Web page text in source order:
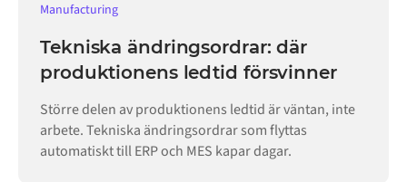
Manufacturing
Tekniska ändringsordrar: där
produktionens ledtid försvinner
Större delen av produktionens ledtid är väntan, inte
arbete. Tekniska ändringsordrar som flyttas
automatiskt till ERP och MES kapar dagar.